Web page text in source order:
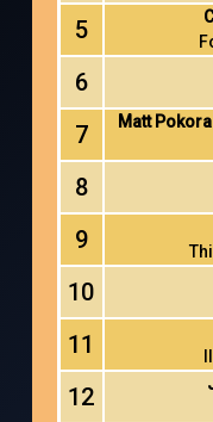
5
6
7
Matt
8
9
10
11
12